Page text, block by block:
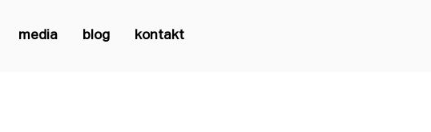
media blog kontakt